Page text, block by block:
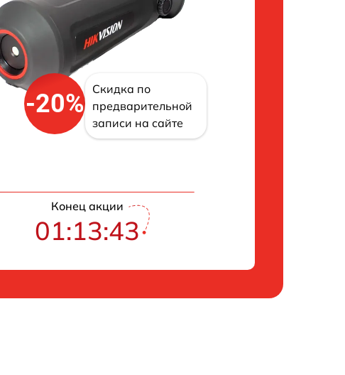
-20%
Скидка по
предварительной
записи на сайте
Конец акции
01:13:42